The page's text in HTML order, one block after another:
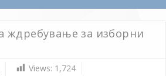
ждребување за изборни
Views: 1,724